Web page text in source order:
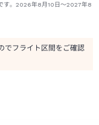
す。2026年8月10日～2027年8
でフライト区間をご確認